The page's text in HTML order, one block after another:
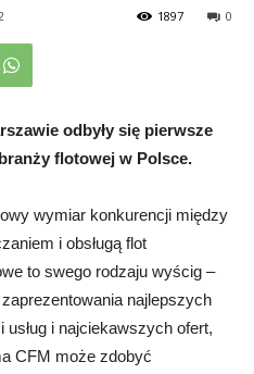
0
1897
odbyły się pierwsze
flotowej w Polsce.
wymiar konkurencji między
i obsługą flot
to swego rodzaju wyścig –
najlepszych
i najciekawszych ofert,
CFM może zdobyć